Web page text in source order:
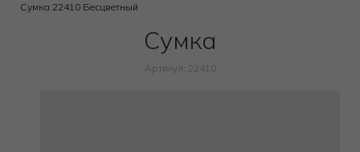
Сумка 22410 Бесцветный
Сумка
Артикул: 22410